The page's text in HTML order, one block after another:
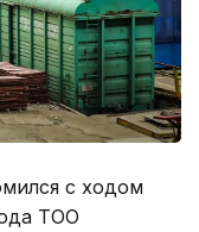
с ходом
ТОО